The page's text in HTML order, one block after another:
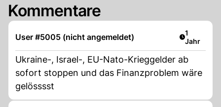
Kommentare
User #5005 (nicht angemeldet) Artikel
1
Jahr
Ukraine-, Israel-, EU-Nato-Krieggelder ab
sofort stoppen und das Finanzproblem wäre
gelösssst